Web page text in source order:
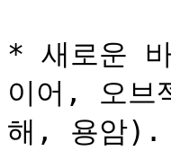
* 새로운
이어, 오
해, 용암).